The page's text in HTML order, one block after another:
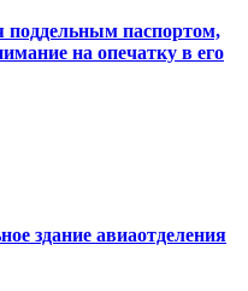
поддельным паспортом,
на опечатку в его
здание авиаотделения